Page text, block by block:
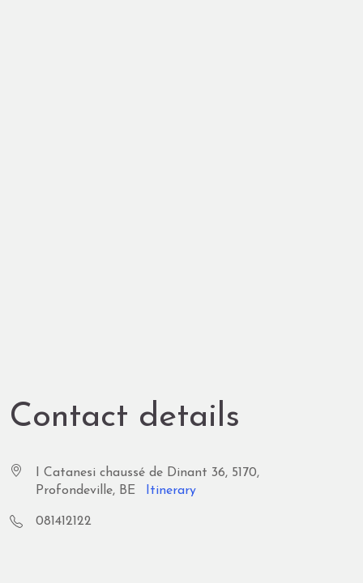
Contact details
I Catanesi chaussé de Dinant 36, 5170,
Profondeville, BE
Itinerary
081412122